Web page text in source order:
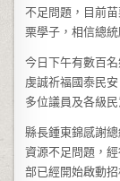
不足問題，目前
栗學子，相信總
今日下午有數百
虔誠祈福國泰民
多位議員及各級
縣長鍾東錦感謝
資源不足問題，
部已經開始啟動